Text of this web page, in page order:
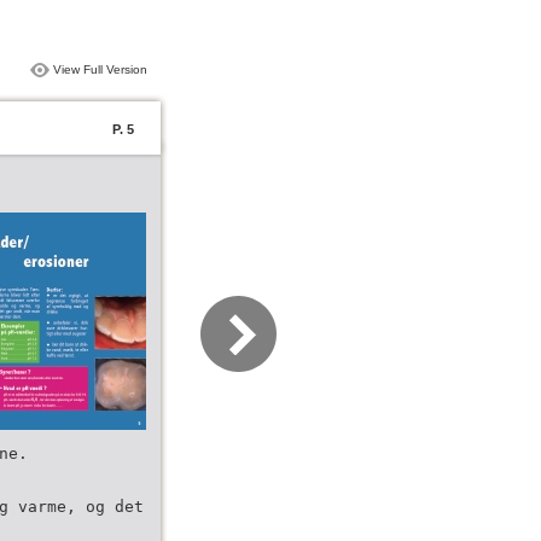
View Full Version
P. 5
varme, og det